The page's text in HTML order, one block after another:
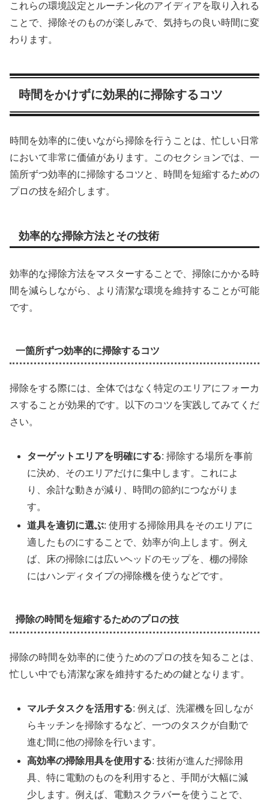
これらの環境設定とルーチン化のアイディアを取り入れる
ことで、掃除そのものが楽しみで、気持ちの良い時間に変
わります。
時間をかけずに効果的に掃除するコツ
時間を効率的に使いながら掃除を行うことは、忙しい日常
において非常に価値があります。このセクションでは、一
箇所ずつ効率的に掃除するコツと、時間を短縮するための
プロの技を紹介します。
効率的な掃除方法とその技術
効率的な掃除方法をマスターすることで、掃除にかかる時
間を減らしながら、より清潔な環境を維持することが可能
です。
一箇所ずつ効率的に掃除するコツ
掃除をする際には、全体ではなく特定のエリアにフォーカ
スすることが効果的です。以下のコツを実践してみてくだ
さい。
ターゲットエリアを明確にする: 掃除する場所を事前
に決め、そのエリアだけに集中します。これによ
り、余計な動きが減り、時間の節約につながりま
す。
道具を適切に選ぶ: 使用する掃除用具をそのエリアに
適したものにすることで、効率が向上します。例え
ば、床の掃除には広いヘッドのモップを、棚の掃除
にはハンディタイプの掃除機を使うなどです。
掃除の時間を短縮するためのプロの技
掃除の時間を効率的に使うためのプロの技を知ることは、
忙しい中でも清潔な家を維持するための鍵となります。
マルチタスクを活用する: 例えば、洗濯機を回しなが
らキッチンを掃除するなど、一つのタスクが自動で
進む間に他の掃除を行います。
高効率の掃除用具を使用する: 技術が進んだ掃除用
具、特に電動のものを利用すると、手間が大幅に減
少します。例えば、電動スクラバーを使うことで、